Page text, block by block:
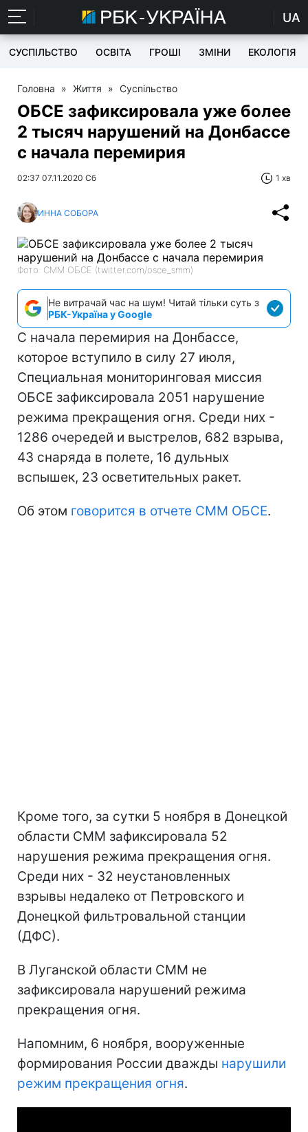
UA
СУСПІЛЬСТВО ОСВІТА ГРОШІ ЗМІНИ ЕКОЛОГІЯ
Головна » Життя » Суспільство
ОБСЕ зафиксировала уже более
2 тысяч нарушений на Донбассе
с начала перемирия
02:37 07.11.2020 Сб 1 хв
ИННА СОБОРА
Фото: СММ ОБСЕ (twitter.com/osce_smm)
Не витрачай час на шум! Читай тільки суть з
РБК-Україна у Google
С начала перемирия на Донбассе,
которое вступило в силу 27 июля,
Специальная мониторинговая миссия
ОБСЕ зафиксировала 2051 нарушение
режима прекращения огня. Среди них -
1286 очередей и выстрелов, 682 взрыва,
43 снаряда в полете, 16 дульных
вспышек, 23 осветительных ракет.
Об этом говорится в отчете СММ ОБСЕ.
Кроме того, за сутки 5 ноября в Донецкой
области СММ зафиксировала 52
нарушения режима прекращения огня.
Среди них - 32 неустановленных
взрывы недалеко от Петровского и
Донецкой фильтровальной станции
(ДФС).
В Луганской области СММ не
зафиксировала нарушений режима
прекращения огня.
Напомним, 6 ноября, вооруженные
формирования России дважды нарушили
режим прекращения огня.